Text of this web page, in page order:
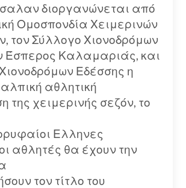
διοργανώνεται από
Ομοσπονδία Χειμερινών
τον Σύλλογο Χιονοδρόμων
Έσπερος Καλαμαριάς, και
Εδέσσης η
αθλητική
της χειμερινής σεζόν, το
Ελληνες
αθλητές θα έχουν την
τον τίτλο του